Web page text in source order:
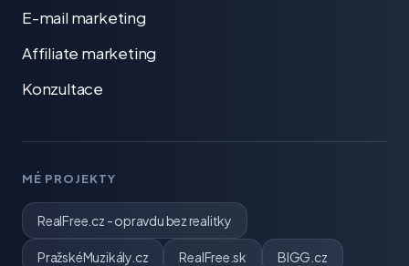
E-mail marketing
Affiliate marketing
Konzultace
MÉ PROJEKTY
RealFree.cz - opravdu bez realitky
PražskéMuzikály.cz RealFree.sk BIGG.cz